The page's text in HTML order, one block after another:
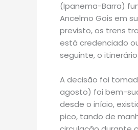
(Ipanema-Barra)
Ancelmo Gois em
previsto, os trens
está credenciado
seguinte, o
A decisão foi
agosto) foi bem-
desde o início,
pico, tando de